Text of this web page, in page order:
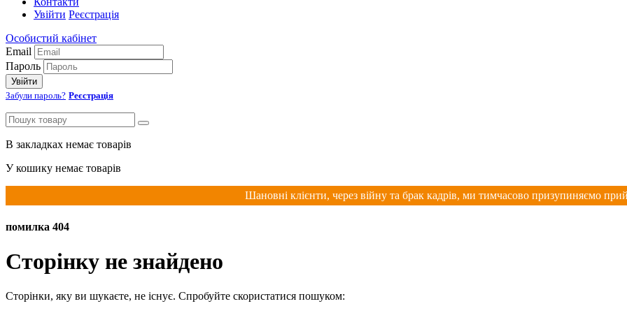
Увійти Реєстрація
Особистий кабінет
Email
Пароль
Увійти
Забули пароль? Реєстрація
В закладках немає товарів
У кошику немає товарів
Шановні клієнти, через війну та брак кадрів, ми тимчасово призупиняємо
помилка 404
Сторінку не знайдено
Сторінки, яку ви шукаєте, не існує. Спробуйте скористатися пошуком: